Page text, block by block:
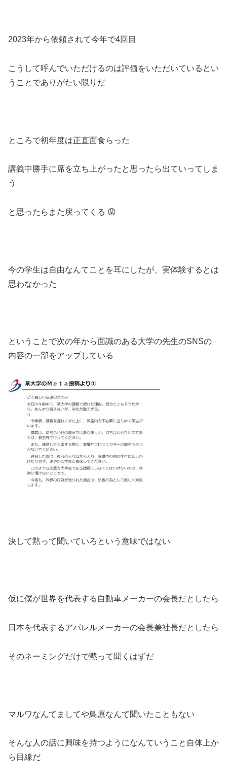
2023年から依頼されて今年で4回目
こうして呼んでいただけるのは評価をいただいているとい
うことでありがたい限りだ
ところで初年度は正直面食らった
講義中勝手に席を立ち上がったと思ったら出ていってしま
う
と思ったらまた戻ってくる 😡
今の学生は自由なんてことを耳にしたが、実体験するとは
思わなかった
ということで次の年から面識のある大学の先生のSNSの
内容の一部をアップしている
決して黙って聞いていろという意味ではない
仮に僕が世界を代表する自動車メーカーの会長だとしたら
日本を代表するアパレルメーカーの会長兼社長だとしたら
そのネーミングだけで黙って聞くはずだ
マルワなんてましてや鳥原なんて聞いたこともない
そんな人の話に興味を持つようになんていうこと自体上か
ら目線だ